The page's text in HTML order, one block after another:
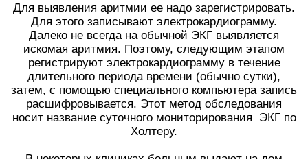
Для выявления аритмии ее надо зарегистрировать.
Для этого записывают электрокардиограмму.
Далеко не всегда на обычной ЭКГ выявляется
искомая аритмия. Поэтому, следующим этапом
регистрируют электрокардиограмму в течение
длительного периода времени (обычно сутки),
затем, с помощью специального компьютера запись
расшифровывается. Этот метод обследования
носит название суточного мониторирования ЭКГ по
Холтеру.